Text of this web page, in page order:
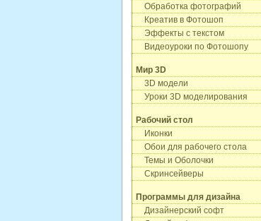
Обработка фотографий
Креатив в Фотошоп
Эффекты с текстом
Видеоуроки по Фотошопу
Мир 3D
3D модели
Уроки 3D моделирования
Рабочий стол
Иконки
Обои для рабочего стола
Темы и Оболочки
Скринсейверы
Программы для дизайна
Дизайнерский софт